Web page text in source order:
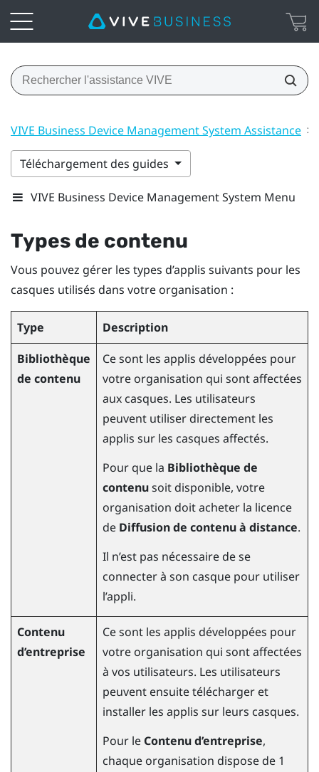
VIVE Business Device Management System Assistance >
Téléchargement des guides
VIVE Business Device Management System Menu
Types de contenu
Vous pouvez gérer les types d’applis suivants pour les
casques utilisés dans votre organisation :
Type
Description
Bibliothèque
de contenu
Ce sont les applis développées pour
votre organisation qui sont affectées
aux casques. Les utilisateurs
peuvent utiliser directement les
applis sur les casques affectés.
Pour que la Bibliothèque de
contenusoit disponible, votre
organisation doit acheter la licence
de Diffusion de contenu à distance.
Il n’est pas nécessaire de se
connecter à son casque pour utiliser
l’appli.
Contenu
d’entreprise
Ce sont les applis développées pour
votre organisation qui sont affectées
à vos utilisateurs. Les utilisateurs
peuvent ensuite télécharger et
installer les applis sur leurs casques.
Pour le Contenu d’entreprise,
chaque organisation dispose de 1